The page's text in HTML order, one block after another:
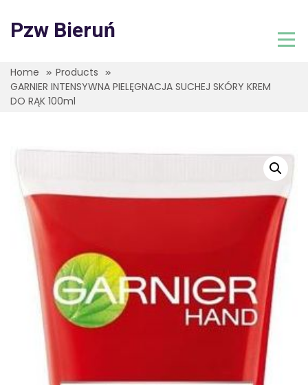
content
Pzw Bieruń
Home
Products
GARNIER INTENSYWNA PIELĘGNACJA SUCHEJ SKÓRY KREM
DO RĄK 100ml